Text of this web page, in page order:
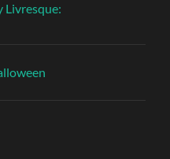
Livresque: